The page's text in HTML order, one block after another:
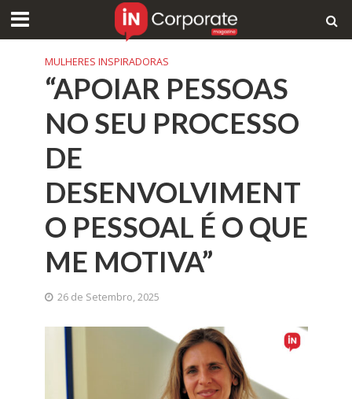
MULHERES INSPIRADORAS
“APOIAR PESSOAS
NO SEU PROCESSO
DE
DESENVOLVIMENT
O PESSOAL É O QUE
ME MOTIVA”
26 de Setembro, 2025